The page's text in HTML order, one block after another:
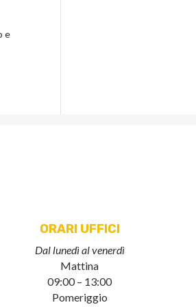
e
ORARI UFFICI
Dal lunedì al venerdì
Mattina
09:00 – 13:00
Pomeriggio